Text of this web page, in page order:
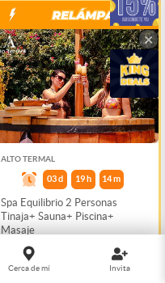
ALTO TERMAL
03 d 19 h 14m
Spa Equilibrio 2 Personas
Tinaja+ Sauna+ Piscina+
Masaje
$45.990
$89.990
Cerca de mí Invita
×